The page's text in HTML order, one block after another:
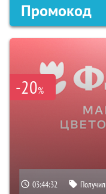
Промокод
-20%
03:44:31